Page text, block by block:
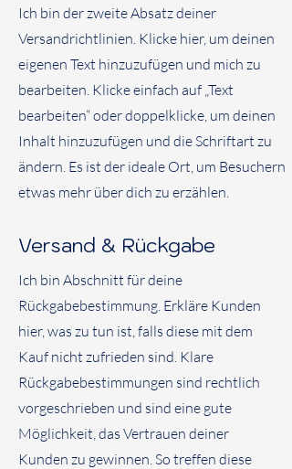
Ich bin der zweite Absatz deiner
Versandrichtlinien. Klicke hier, um deinen
eigenen Text hinzuzufügen und mich zu
bearbeiten. Klicke einfach auf „Text
bearbeiten“ oder doppelklicke, um deinen
Inhalt hinzuzufügen und die Schriftart zu
ändern. Es ist der ideale Ort, um Besuchern
etwas mehr über dich zu erzählen.
Versand & Rückgabe
Ich bin Abschnitt für deine
Rückgabebestimmung. Erkläre Kunden
hier, was zu tun ist, falls diese mit dem
Kauf nicht zufrieden sind. Klare
Rückgabebestimmungen sind rechtlich
vorgeschrieben und sind eine gute
Möglichkeit, das Vertrauen deiner
Kunden zu gewinnen. So treffen diese